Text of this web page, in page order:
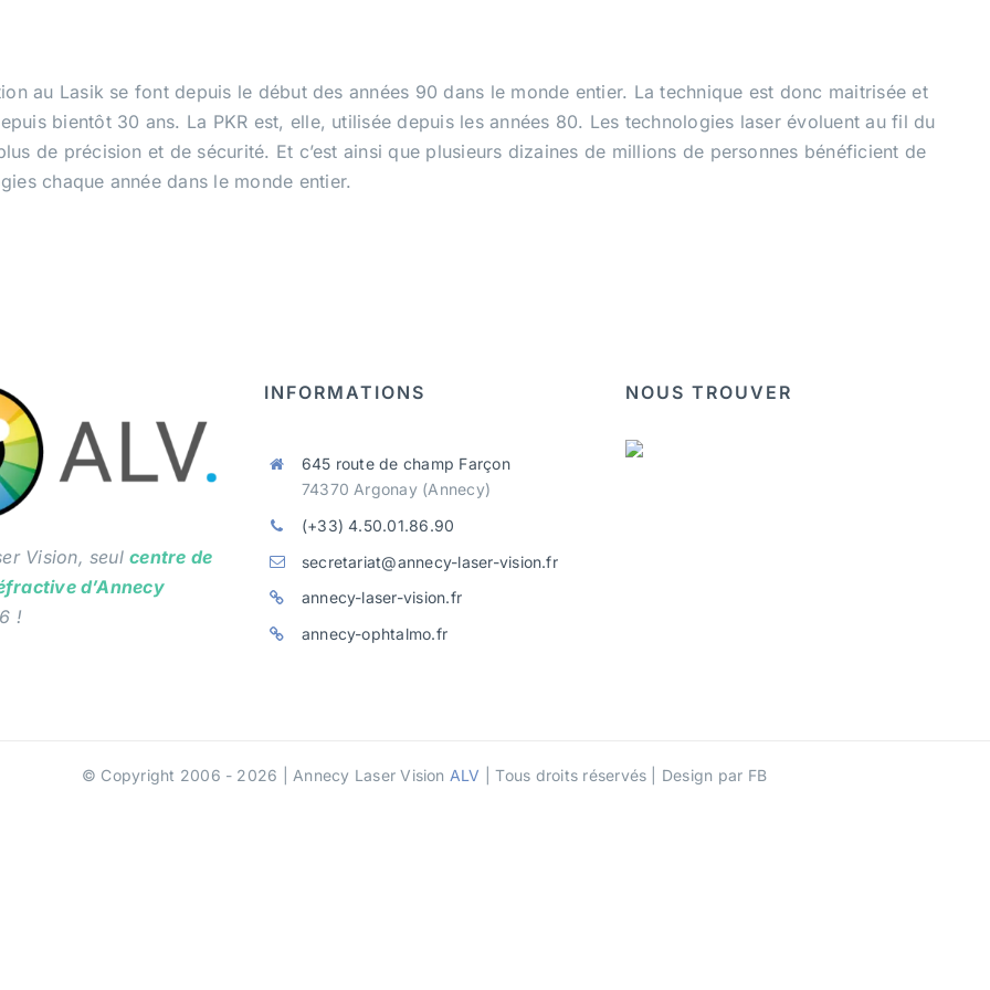
au Lasik se font depuis le début des années 90 dans le monde entier. La technique est donc maitrisée et
bientôt 30 ans. La PKR est, elle, utilisée depuis les années 80. Les technologies laser évoluent au fil du
de précision et de sécurité. Et c’est ainsi que plusieurs dizaines de millions de personnes bénéficient de
chaque année dans le monde entier.
Vision, seulcentre de
d’Annecy
!
INFORMATIONS
645 route de champ Farçon
74370 Argonay (Annecy)
(+33) 4.50.01.86.90
secretariat@annecy-laser-vision.fr
annecy-laser-vision.fr
annecy-ophtalmo.fr
NOUS TROUVER
© Copyright 2006 - 2026 | Annecy Laser Vision ALV | Tous droits réservés | Design par FB